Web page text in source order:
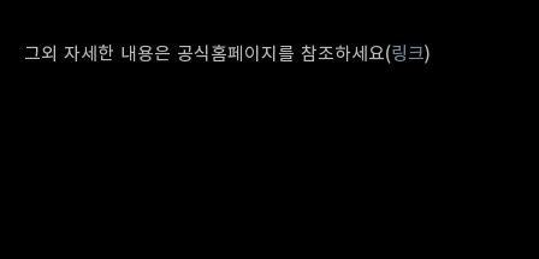
그외 자세한 내용은 공식홈페이지를 참조하세요(링크)